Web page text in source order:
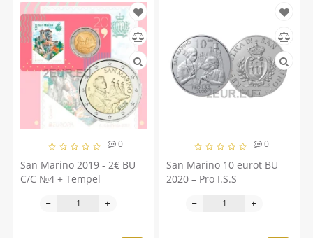
0
San Marino 2019 - 2€ BU
C/C №4 + Tempel
0
San Marino 10 eurot BU
2020 – Pro I.S.S